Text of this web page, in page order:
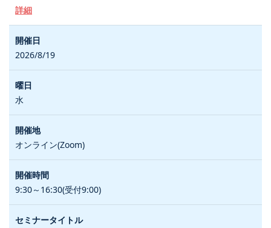
詳細
2026/8/19
水
オンライン(Zoom)
9:30～16:30(受付9:00)